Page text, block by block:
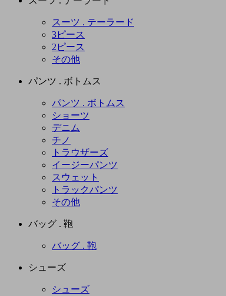
スーツ . テーラード
3ピース
2ピース
その他
パンツ . ボトムス
パンツ . ボトムス
ショーツ
デニム
チノ
トラウザーズ
イージーパンツ
スウェット
トラックパンツ
その他
バッグ . 鞄
バッグ . 鞄
シューズ
シューズ